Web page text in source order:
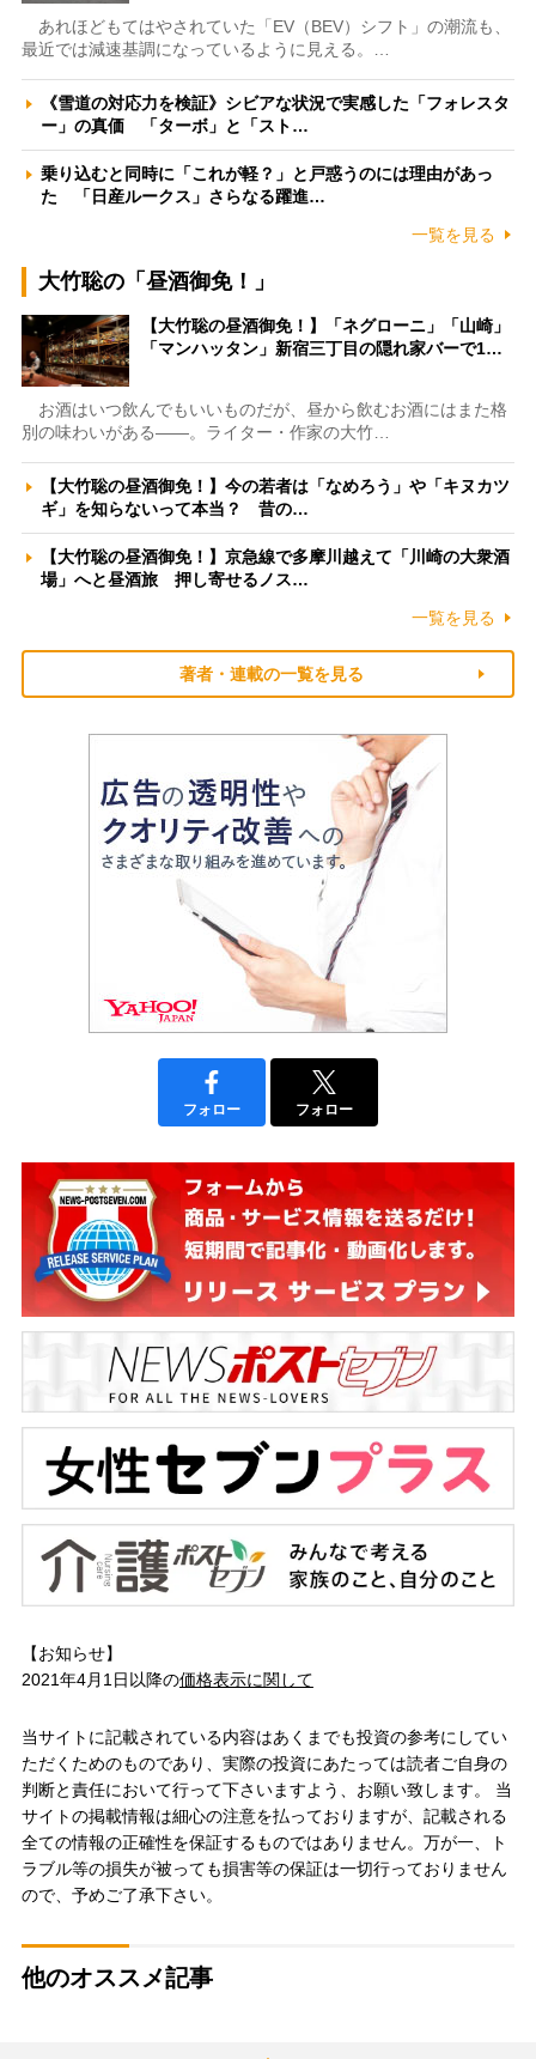
あれほどもてはやされていた「EV（BEV）シフト」の潮流も、
最近では減速基調になっているように見える。…
《雪道の対応力を検証》シビアな状況で実感した「フォレスタ
ー」の真価 「ターボ」と「スト…
乗り込むと同時に「これが軽？」と戸惑うのには理由があっ
た 「日産ルークス」さらなる躍進…
一覧を見る
大竹聡の「昼酒御免！」
【大竹聡の昼酒御免！】「ネグローニ」「山崎」
「マンハッタン」新宿三丁目の隠れ家バーで1…
お酒はいつ飲んでもいいものだが、昼から飲むお酒にはまた格
別の味わいがある――。ライター・作家の大竹…
【大竹聡の昼酒御免！】今の若者は「なめろう」や「キヌカツ
ギ」を知らないって本当？ 昔の…
【大竹聡の昼酒御免！】京急線で多摩川越えて「川崎の大衆酒
場」へと昼酒旅 押し寄せるノス…
一覧を見る
著者・連載の一覧を見る
フォロー フォロー
【お知らせ】
2021年4月1日以降の価格表示に関して
当サイトに記載されている内容はあくまでも投資の参考にしてい
ただくためのものであり、実際の投資にあたっては読者ご自身の
判断と責任において行って下さいますよう、お願い致します。 当
サイトの掲載情報は細心の注意を払っておりますが、記載される
全ての情報の正確性を保証するものではありません。万が一、ト
ラブル等の損失が被っても損害等の保証は一切行っておりません
ので、予めご了承下さい。
他のオススメ記事